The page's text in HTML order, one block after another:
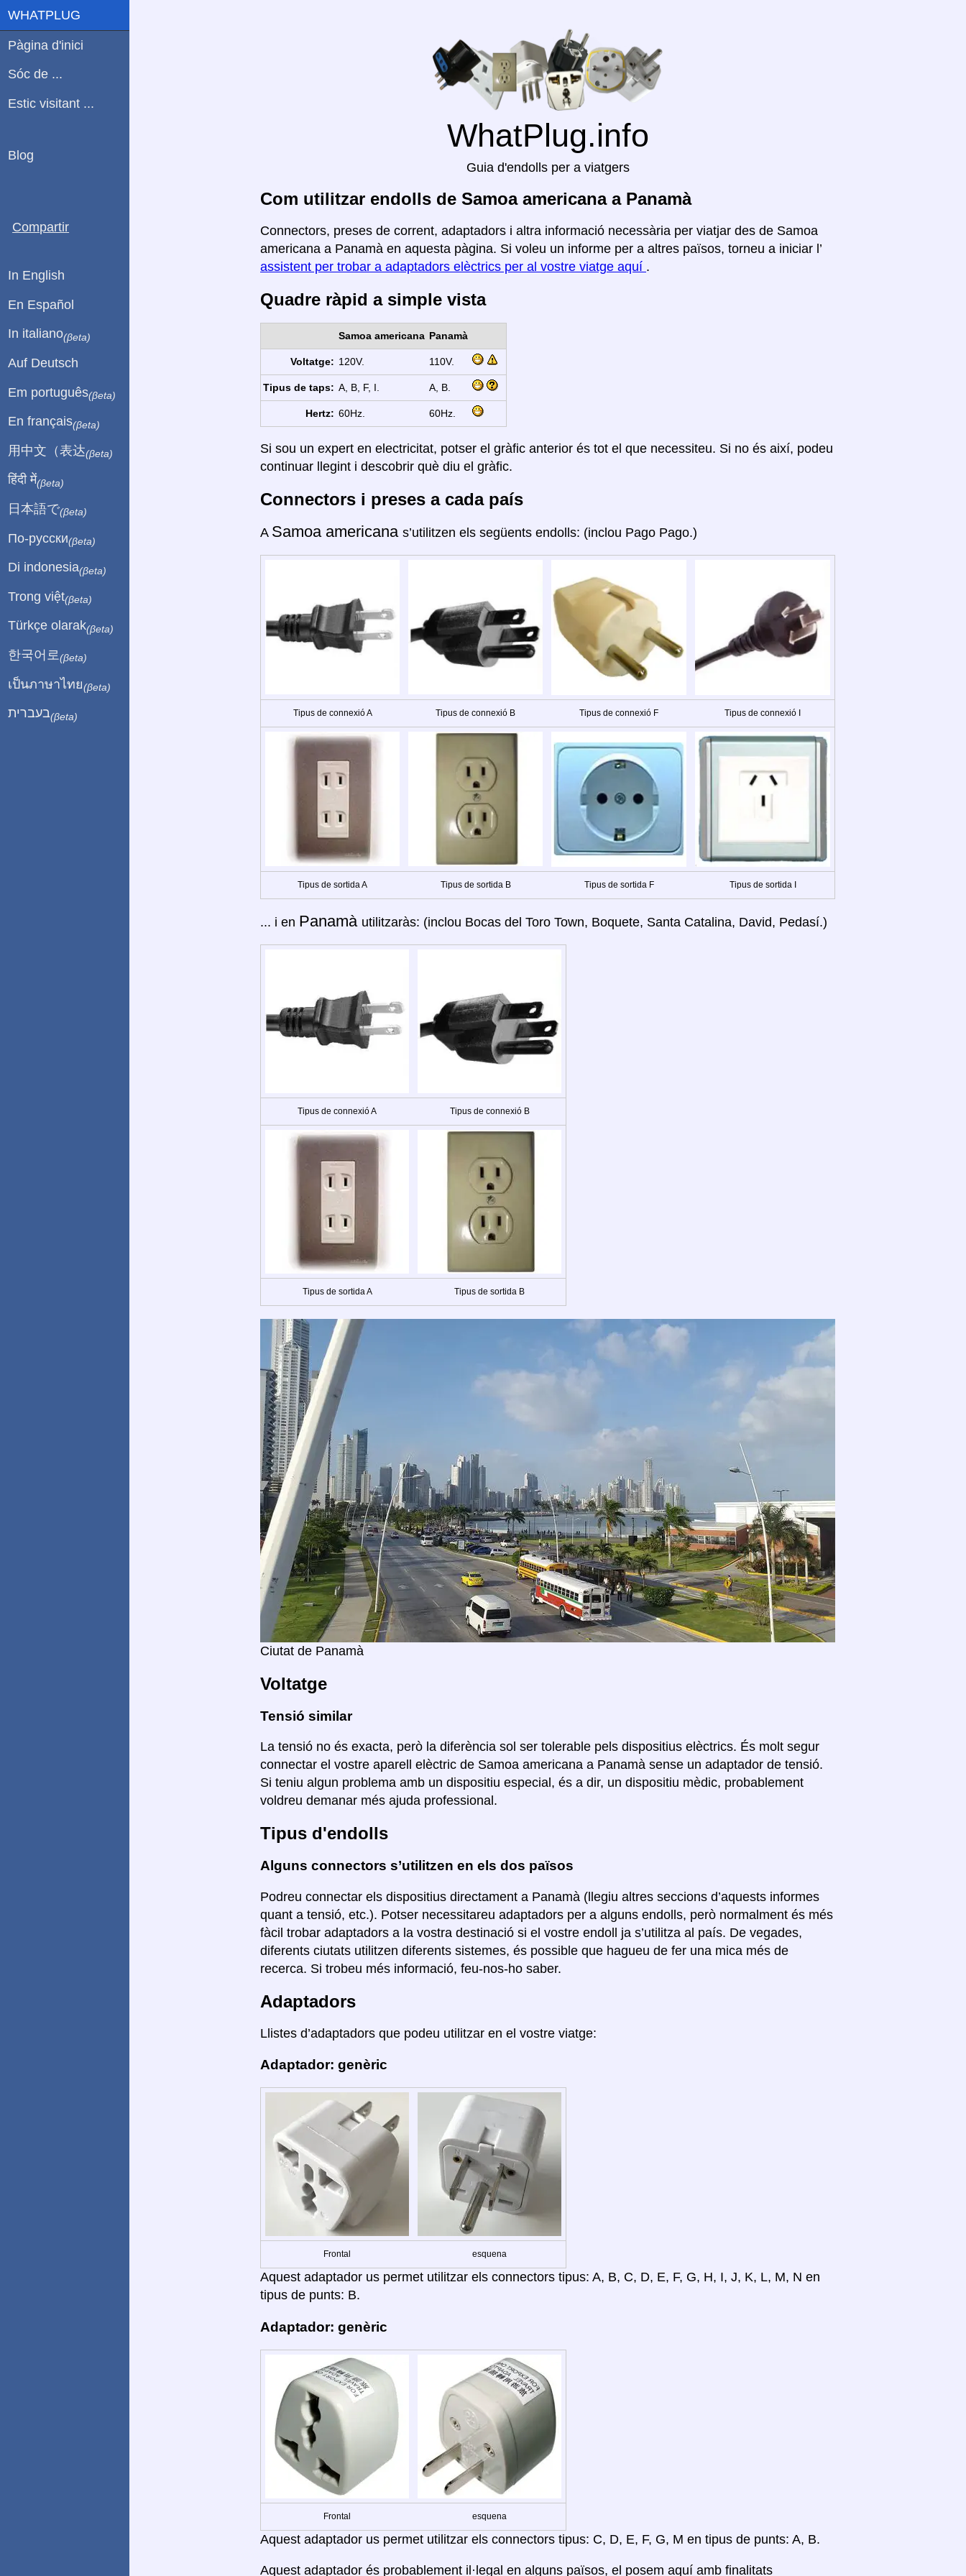
WhatPlug.info
Guia d'endolls per a viatgers
Com utilitzar endolls de Samoa americana a Panamà
Connectors, preses de corrent, adaptadors i altra informació necessària per viatjar des de Samoa
americana a Panamà en aquesta pàgina. Si voleu un informe per a altres països, torneu a iniciar l’
assistent per trobar a adaptadors elèctrics per al vostre viatge aquí .
Quadre ràpid a simple vista
Samoa americana Panamà
Voltatge: 120V. 110V.
Tipus de taps: A, B, F, I. A, B.
Hertz: 60Hz. 60Hz.
Si sou un expert en electricitat, potser el gràfic anterior és tot el que necessiteu. Si no és així, podeu
continuar llegint i descobrir què diu el gràfic.
Connectors i preses a cada país
A Samoa americana s’utilitzen els següents endolls: (inclou Pago Pago.)
Tipus de connexió A Tipus de connexió B Tipus de connexió F Tipus de connexió I
Tipus de sortida A Tipus de sortida B Tipus de sortida F Tipus de sortida I
... i en Panamà utilitzaràs: (inclou Bocas del Toro Town, Boquete, Santa Catalina, David, Pedasí.)
Tipus de connexió A Tipus de connexió B
Tipus de sortida A Tipus de sortida B
Ciutat de Panamà
Voltatge
Tensió similar
La tensió no és exacta, però la diferència sol ser tolerable pels dispositius elèctrics. És molt segur
connectar el vostre aparell elèctric de Samoa americana a Panamà sense un adaptador de tensió.
Si teniu algun problema amb un dispositiu especial, és a dir, un dispositiu mèdic, probablement
voldreu demanar més ajuda professional.
Tipus d'endolls
Alguns connectors s’utilitzen en els dos països
Podreu connectar els dispositius directament a Panamà (llegiu altres seccions d’aquests informes
quant a tensió, etc.). Potser necessitareu adaptadors per a alguns endolls, però normalment és més
fàcil trobar adaptadors a la vostra destinació si el vostre endoll ja s’utilitza al país. De vegades,
diferents ciutats utilitzen diferents sistemes, és possible que hagueu de fer una mica més de
recerca. Si trobeu més informació, feu-nos-ho saber.
Adaptadors
Llistes d’adaptadors que podeu utilitzar en el vostre viatge:
Adaptador: genèric
Frontal esquena
Aquest adaptador us permet utilitzar els connectors tipus: A, B, C, D, E, F, G, H, I, J, K, L, M, N en
tipus de punts: B.
Adaptador: genèric
Frontal esquena
Aquest adaptador us permet utilitzar els connectors tipus: C, D, E, F, G, M en tipus de punts: A, B.
Aquest adaptador és probablement il·legal en alguns països, el posem aquí amb finalitats
WHATPLUG
Pàgina d'inici
Sóc de ...
Estic visitant ...
Blog
Compartir
In English
En Español
In italiano(βeta)
Auf Deutsch
Em português(βeta)
En français(βeta)
用中文（表达(βeta)
हिंदी में(βeta)
日本語で(βeta)
По-русски(βeta)
Di indonesia(βeta)
Trong việt(βeta)
Türkçe olarak(βeta)
한국어로 (βeta)
เป็นภาษาไทย(βeta)
בעברית(βeta)